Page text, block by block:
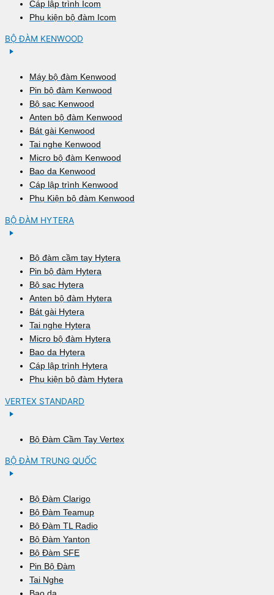
Cáp lập trình Icom
Phụ kiện bộ đàm Icom
BỘ ĐÀM KENWOOD
Máy bộ đàm Kenwood
Pin bộ đàm Kenwood
Bộ sạc Kenwood
Anten bộ đàm Kenwood
Bát gài Kenwood
Tai nghe Kenwood
Micro bộ đàm Kenwood
Bao da Kenwood
Cáp lập trình Kenwood
Phụ Kiện bộ đàm Kenwood
BỘ ĐÀM HYTERA
Bộ đàm cầm tay Hytera
Pin bộ đàm Hytera
Bộ sạc Hytera
Anten bộ đàm Hytera
Bát gài Hytera
Tai nghe Hytera
Micro bộ đàm Hytera
Bao da Hytera
Cáp lập trình Hytera
Phụ kiện bộ đàm Hytera
VERTEX STANDARD
Bộ Đàm Cầm Tay Vertex
BỘ ĐÀM TRUNG QUỐC
Bộ Đàm Clarigo
Bộ Đàm Teamup
Bộ Đàm TL Radio
Bộ Đàm Yanton
Bộ Đàm SFE
Pin Bộ Đàm
Tai Nghe